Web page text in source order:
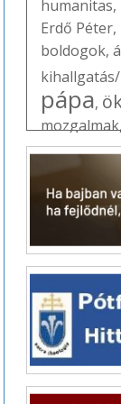
humanitas,
Erdő Péter,
boldogok,
pápa,
mozgalmak
Úrangyala/